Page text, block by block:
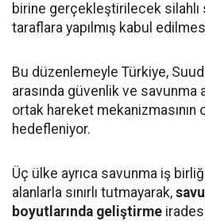
birine gerçekleştirilecek silahlı
taraflara yapılmış kabul
Bu düzenlemeyle Türkiye,
arasında güvenlik ve savunma
ortak hareket mekanizmasının
hedefleniyor.
Üç ülke ayrıca savunma iş
alanlarla sınırlı tutmayarak,
boyutlarında geliştirme